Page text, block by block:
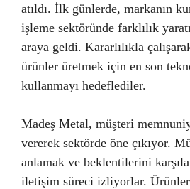
atıldı. İlk günlerde, markanın
işleme sektöründe farklılık
araya geldi. Kararlılıkla
ürünler üretmek için en son
kullanmayı hedeflediler.
Madeş Metal, müşteri
vererek sektörde öne çıkıyor.
anlamak ve beklentilerini
iletişim süreci izliyorlar.